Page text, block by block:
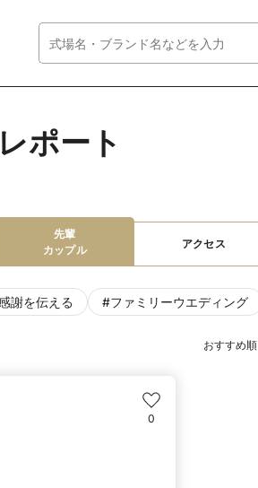
ポート
先輩
カップル
アクセス
謝を伝える #ファミリーウエディング
おすすめ順
0